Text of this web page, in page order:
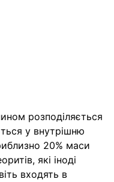
розподіляється
у внутрішню
20% маси
які іноді
входять в